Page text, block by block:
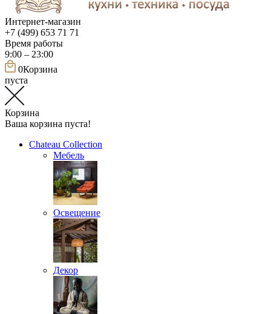
Интернет-магазин
+7 (499) 653 71 71
Время работы
9:00 – 23:00
0Корзина
пуста
Корзина
Ваша корзина пуста!
Chateau Collection
Мебель
Освещение
Декор